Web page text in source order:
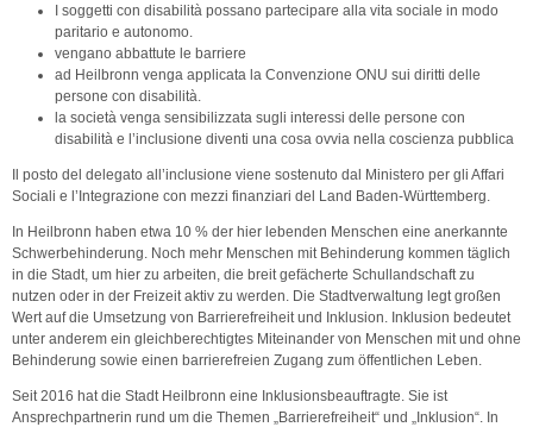
I soggetti con disabilità possano partecipare alla vita sociale in modo
paritario e autonomo.
vengano abbattute le barriere
ad Heilbronn venga applicata la Convenzione ONU sui diritti delle
persone con disabilità.
la società venga sensibilizzata sugli interessi delle persone con
disabilità e l’inclusione diventi una cosa ovvia nella coscienza pubblica
Il posto del delegato all’inclusione viene sostenuto dal Ministero per gli Affari
Sociali e l’Integrazione con mezzi finanziari del Land Baden-Württemberg.
In Heilbronn haben etwa 10 % der hier lebenden Menschen eine anerkannte
Schwerbehinderung. Noch mehr Menschen mit Behinderung kommen täglich
in die Stadt, um hier zu arbeiten, die breit gefächerte Schullandschaft zu
nutzen oder in der Freizeit aktiv zu werden. Die Stadtverwaltung legt großen
Wert auf die Umsetzung von Barrierefreiheit und Inklusion. Inklusion bedeutet
unter anderem ein gleichberechtigtes Miteinander von Menschen mit und ohne
Behinderung sowie einen barrierefreien Zugang zum öffentlichen Leben.
Seit 2016 hat die Stadt Heilbronn eine Inklusionsbeauftragte. Sie ist
Ansprechpartnerin rund um die Themen „Barrierefreiheit“ und „Inklusion“. In